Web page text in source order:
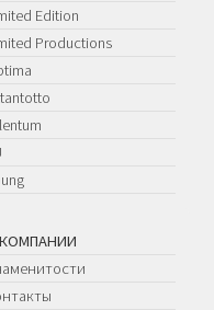
Edition
Productions